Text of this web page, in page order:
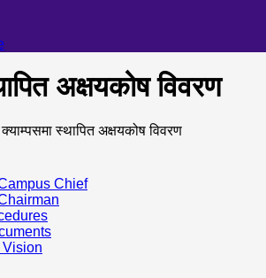
अक्षयकोष विवरण
क्याम्पसमा स्थापित अक्षयकोष विवरण
Chief
Vision